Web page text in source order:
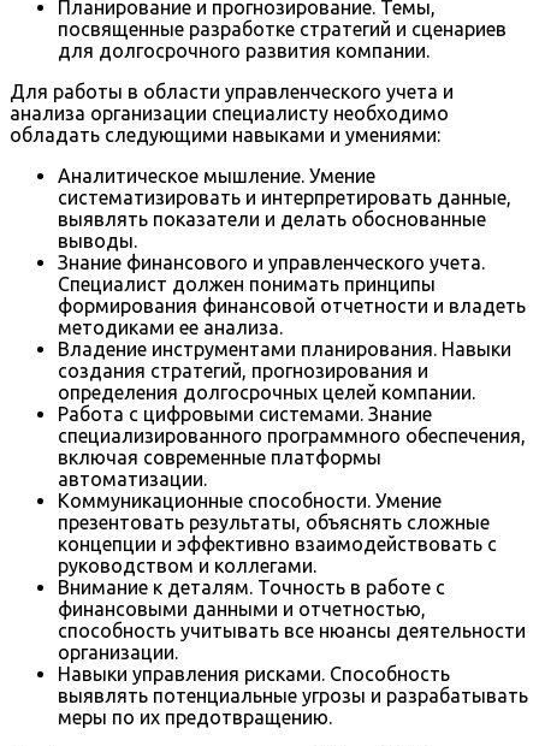
Планирование и прогнозирование. Темы,
посвященные разработке стратегий и сценариев
для долгосрочного развития компании.
Для работы в области управленческого учета и
анализа организации специалисту необходимо
обладать следующими навыками и умениями:
Аналитическое мышление. Умение
систематизировать и интерпретировать данные,
выявлять показатели и делать обоснованные
выводы.
Знание финансового и управленческого учета.
Специалист должен понимать принципы
формирования финансовой отчетности и владеть
методиками ее анализа.
Владение инструментами планирования. Навыки
создания стратегий, прогнозирования и
определения долгосрочных целей компании.
Работа с цифровыми системами. Знание
специализированного программного обеспечения,
включая современные платформы
автоматизации.
Коммуникационные способности. Умение
презентовать результаты, объяснять сложные
концепции и эффективно взаимодействовать с
руководством и коллегами.
Внимание к деталям. Точность в работе с
финансовыми данными и отчетностью,
способность учитывать все нюансы деятельности
организации.
Навыки управления рисками. Способность
выявлять потенциальные угрозы и разрабатывать
меры по их предотвращению.